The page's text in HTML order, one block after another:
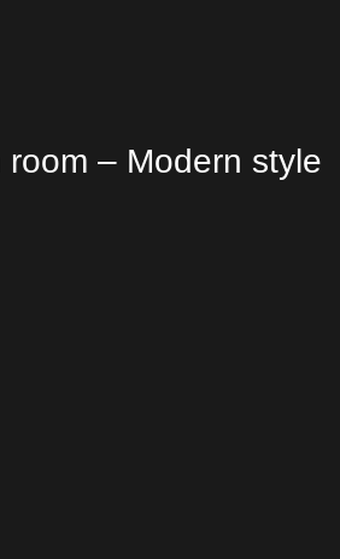
room – Modern style